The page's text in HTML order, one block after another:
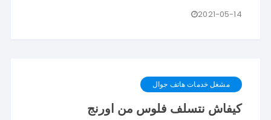
2021-05-14
مشغل خدمات هاتف جوال
كيفاش نتسلف فلوس من اورنج